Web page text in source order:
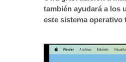
también ayudará a los
este sistema operativo